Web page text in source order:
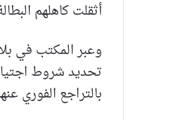
أثقلت كاهلهم
وعبر المكتب في
تحديد شروط
بالتراجع الفوري